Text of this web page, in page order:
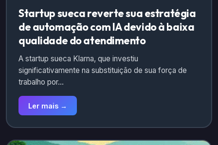
Startup sueca reverte sua estratégia
de automação com IA devido à baixa
qualidade do atendimento
A startup sueca Klarna, que investiu
significativamente na substituição de sua força de
trabalho por…
Ler mais →